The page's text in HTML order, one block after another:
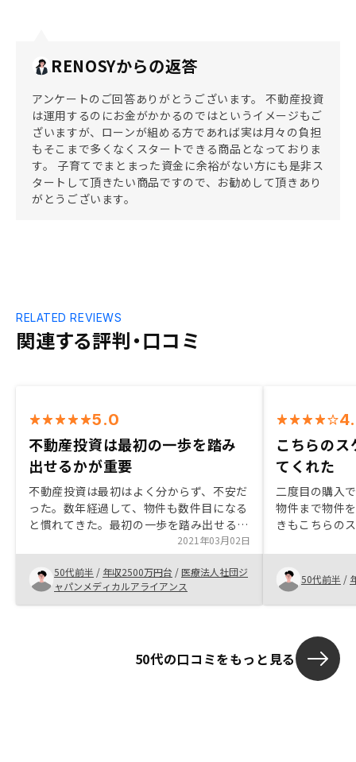
RENOSYからの返答
アンケートのご回答ありがとうございます。 不動産投資
は運用するのにお金がかかるのではというイメージもご
ざいますが、ローンが組める方であれば実は月々の負担
もそこまで多くなくスタートできる商品となっておりま
す。 子育てでまとまった資金に余裕がない方にも是非ス
タートして頂きたい商品ですので、お勧めして頂きあり
がとうございます。
関連する評判・口コミ
RELATED REVIEWS
5.0
不動産投資は最初の一歩を踏み
出せるかが重要
不動産投資は最初はよく分からず、不安だ
った。数年経過して、物件も数件目になる
と慣れてきた。最初の一歩を踏み出せるか
どうかにかかっていると思う。2021年03月02日
50代前半 / 年収2500万円台 /医療法人社団ジ
ャパンメディカルアライアンス
こちらの
てくれた
二度目の購入
物件まで物件
きもこちらの
よう工夫され
ては魅力的だ
は営業の話を
50代前半 /
50代の口コミをもっと見る